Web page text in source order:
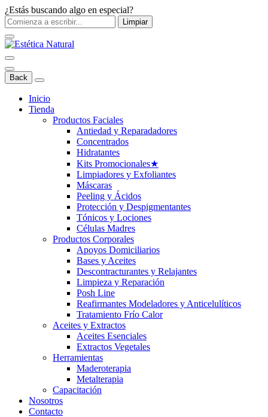
¿Estás buscando algo en especial?
Limpiar
Back
Inicio
Tienda
Productos Faciales
Antiedad y Reparadadores
Concentrados
Hidratantes
Kits Promocionales★
Limpiadores y Exfoliantes
Máscaras
Peeling y Ácidos
Protección y Despigmentantes
Tónicos y Lociones
Células Madres
Productos Corporales
Apoyos Domiciliarios
Bases y Aceites
Descontracturantes y Relajantes
Limpieza y Reparación
Posh Line
Reafirmantes Modeladores y Anticelulíticos
Tratamiento Frío Calor
Aceites y Extractos
Aceites Esenciales
Extractos Vegetales
Herramientas
Maderoterapia
Metalterapia
Capacitación
Nosotros
Contacto